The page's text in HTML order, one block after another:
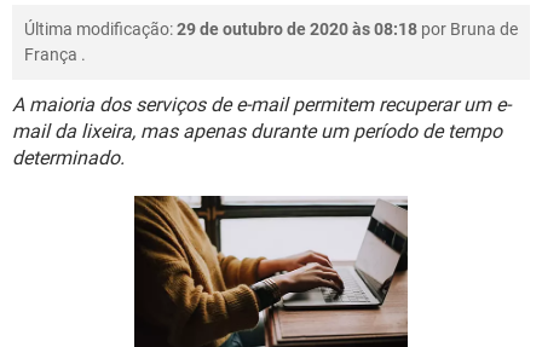
INSTAGRAM GMAIL
OUTLOOK
INSTAGRAM GMAIL
GUIA DE COMPRAS
JOGOS WHATSAPP
OUTLOOK EXCEL
INSTAGRAM
GUIA DE COMPRAS
GLOSSÁRIO
JOGOS WHATSAPP
CELULAR FACEBOOK
GMAIL
GUIA DE COMPRAS
Última modificação:29 de outubro de 2020 às 08:18 por Bruna de
França .
A maioria dos serviços de e-mail permitem recuperar um e-
mail da lixeira, mas apenas durante um período de tempo
determinado.